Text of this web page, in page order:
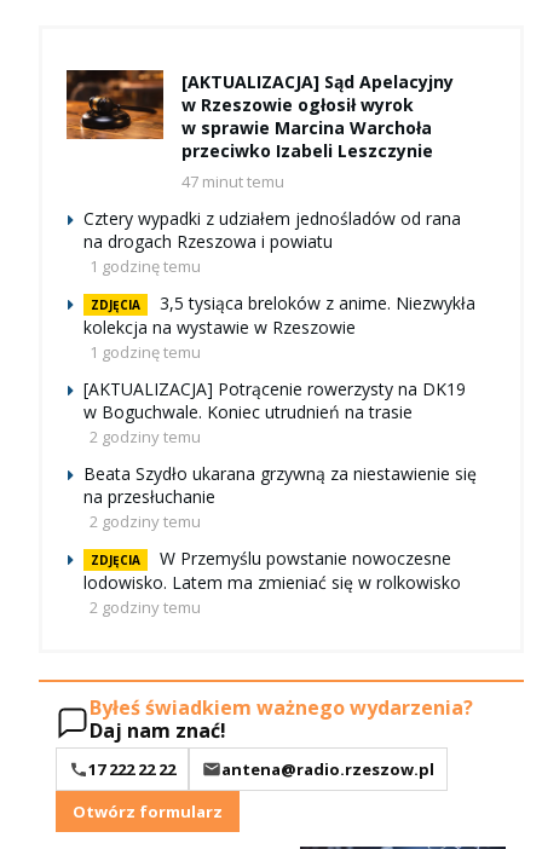
[AKTUALIZACJA] Sąd Apelacyjny
w Rzeszowie ogłosił wyrok
w sprawie Marcina Warchoła
przeciwko Izabeli Leszczynie
47 minut temu
Cztery wypadki z udziałem jednośladów od rana
na drogach Rzeszowa i powiatu
1 godzinę temu
ZDJĘCIA
3,5 tysiąca breloków z anime. Niezwykła
kolekcja na wystawie w Rzeszowie
1 godzinę temu
[AKTUALIZACJA] Potrącenie rowerzysty na DK19
w Boguchwale. Koniec utrudnień na trasie
2 godziny temu
Beata Szydło ukarana grzywną za niestawienie się
na przesłuchanie
2 godziny temu
ZDJĘCIA
W Przemyślu powstanie nowoczesne
lodowisko. Latem ma zmieniać się w rolkowisko
2 godziny temu
Byłeś świadkiem ważnego wydarzenia?
Daj nam znać!
17 222 22 22
antena@radio.rzeszow.pl
Otwórz formularz